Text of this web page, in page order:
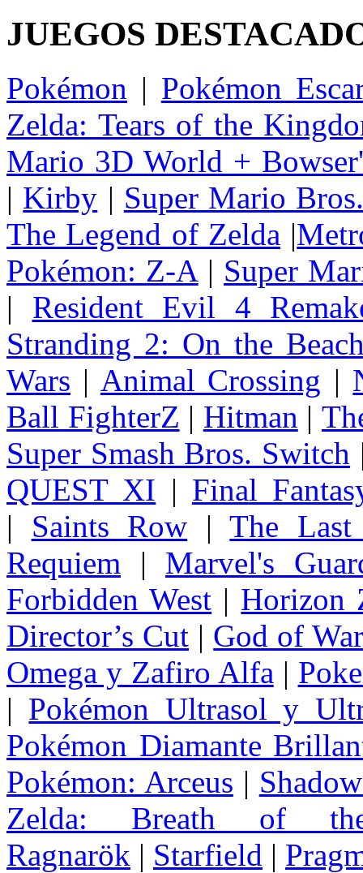
JUEGOS
Pokémon | Pokémon
Zelda: Tears of the
Mario 3D World +
| Kirby | Super Mario
The Legend of Zelda |
Pokémon: Z-A | Super
| Resident Evil 4
Stranding 2: On the
Wars | Animal Crossing |
Ball FighterZ | Hitman |
Super Smash Bros. Switch
QUEST XI | Final
| Saints Row |The
Requiem | Marvel's
Forbidden West | Horizon
Director’s Cut | God of
Omega y Zafiro Alfa |
| Pokémon Ultrasol y
Pokémon Diamante
Pokémon: Arceus |
Zelda: Breath of
Ragnarök | Starfield |